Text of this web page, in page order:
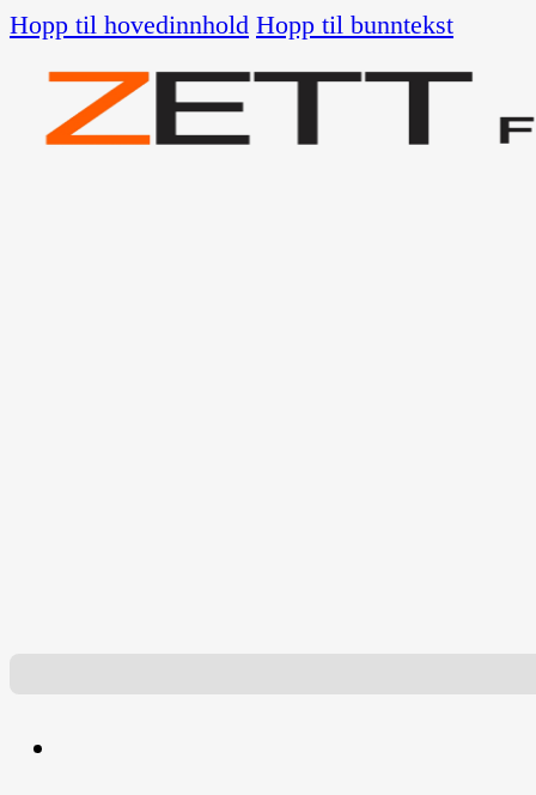
Hopp til hovedinnhold Hopp til bunntekst